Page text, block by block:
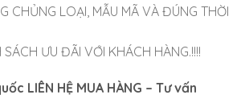
CHỦNG LOẠI, MẪU MÃ VÀ ĐÚNG THỜI
ƯU ĐÃI VỚI KHÁCH HÀNG.!!!!
LIÊN HỆ MUA HÀNG – Tư vấn